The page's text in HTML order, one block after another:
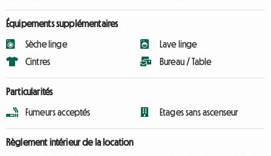
Équipements supplémentaires
Sèche linge
Cintres
Lave linge
Bureau / Table
Particularités
Fumeurs acceptés Etages sans ascenseur
Règlement intérieur de la location